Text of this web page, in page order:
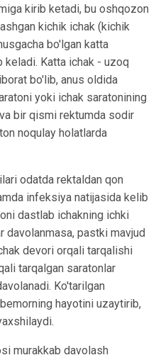
kirib ketadi, bu oshqozon
kichik ichak (kichik
bo'lgan katta
keladi. Katta ichak - uzoq
bo'lib, anus oldida
yoki ichak saratonining
bir qismi rektumda sodir
noqulay holatlarda
odatda rektaldan qon
infeksiya natijasida kelib
dastlab ichakning ichki
davolanmasa, pastki mavjud
devori orqali tarqalishi
tarqalgan saratonlar
Ko'tarilgan
hayotini uzaytirib,
murakkab davolash